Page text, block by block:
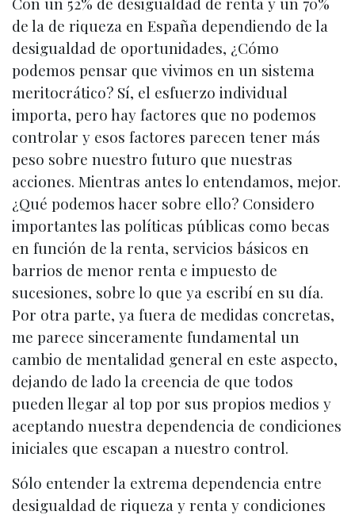
de la de riqueza en España dependiendo de la
desigualdad de oportunidades, ¿Cómo
podemos pensar que vivimos en un sistema
meritocrático? Sí, el esfuerzo individual
importa, pero hay factores que no podemos
controlar y esos factores parecen tener más
peso sobre nuestro futuro que nuestras
acciones. Mientras antes lo entendamos, mejor.
¿Qué podemos hacer sobre ello? Considero
importantes las políticas públicas como becas
en función de la renta, servicios básicos en
barrios de menor renta e impuesto de
sucesiones, sobre lo que ya escribí en su día.
Por otra parte, ya fuera de medidas concretas,
me parece sinceramente fundamental un
cambio de mentalidad general en este aspecto,
dejando de lado la creencia de que todos
pueden llegar al top por sus propios medios y
aceptando nuestra dependencia de condiciones
iniciales que escapan a nuestro control.
Sólo entender la extrema dependencia entre
desigualdad de riqueza y renta y condiciones